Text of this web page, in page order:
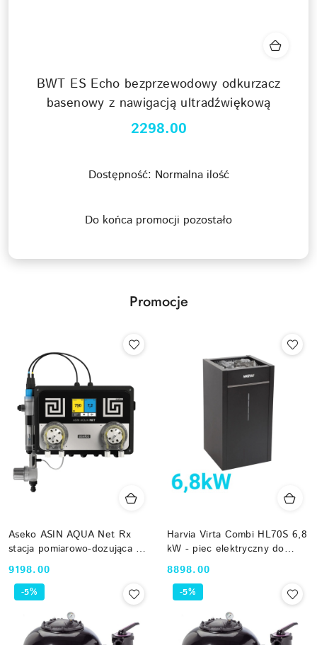
BWT ES Echo bezprzewodowy odkurzacz
basenowy z nawigacją ultradźwiękową
Cena:
2298.00
Dostępność: Normalna ilość
Do końca promocji pozostało
Promocje
Aseko ASIN AQUA Net Rx
stacja pomiarowo-dozująca pH
i Redox z modułem LAN
12035
Cena:
9198.00
Harvia Virta Combi HL70S 6,8
kW - piec elektryczny do
sauny z parownikiem czarny
HL700400S bez sterownika
Cena:
8898.00
-5% -5%